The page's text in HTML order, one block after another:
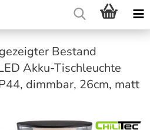
Bestand
Akku-Tischleuchte
dimmbar, 26cm, matt